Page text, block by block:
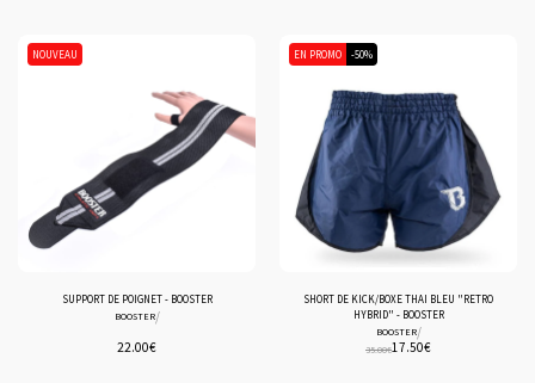
NOUVEAU
SUPPORT DE POIGNET - BOOSTER
BOOSTER/
22.00€
EN PROMO -50%
SHORT DE KICK/BOXE THAI BLEU "RETRO
HYBRID" - BOOSTER
BOOSTER/
35.00€17.50€